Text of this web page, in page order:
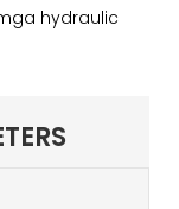
hydraulic